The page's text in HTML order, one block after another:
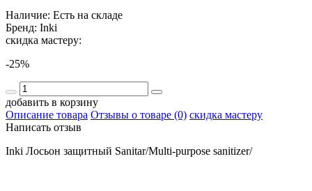
Наличие: Есть на складе
Бренд: Inki
скидка мастеру:
-25%
добавить в корзину
Описание товара Отзывы о товаре (0) скидка мастеру
Написать отзыв
Inki Лосьон защитный Sanitar/Multi-purpose sanitizer/